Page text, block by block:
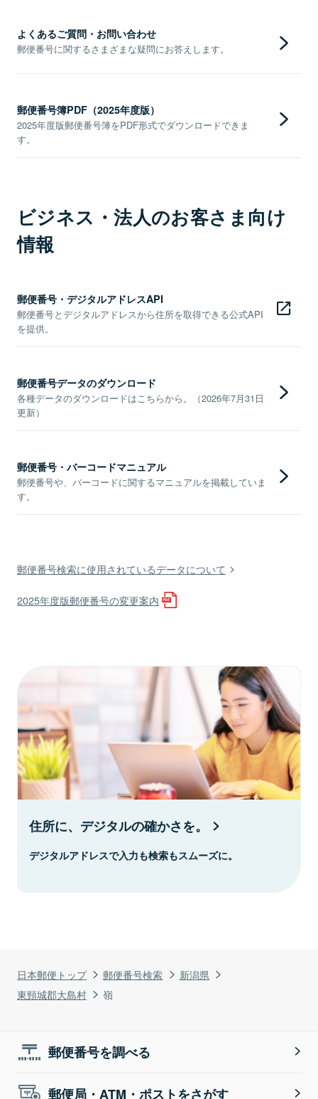
日本郵便トップ 郵便番号検索
新潟県
東頸城郡大島村
嶺
よくあるご質問・お問い合わせ
郵便番号に関するさまざまな疑問にお答えします。
郵便番号簿PDF（2025年度版）
2025年度版郵便番号簿をPDF形式でダウンロードできま
す。
ビジネス・法人のお客さま向け
情報
郵便番号・デジタルアドレスAPI
郵便番号とデジタルアドレスから住所を取得できる公式API
を提供。
郵便番号データのダウンロード
各種データのダウンロードはこちらから。（2026年7月31日
更新）
郵便番号・バーコードマニュアル
郵便番号や、バーコードに関するマニュアルを掲載していま
す。
郵便番号検索に使用されているデータについて
2025年度版郵便番号の変更案内
住所に、デジタルの確かさを。
デジタルアドレスで入力も検索もスムーズに。
郵便番号を調べる
郵便局・ATM・ポストをさがす